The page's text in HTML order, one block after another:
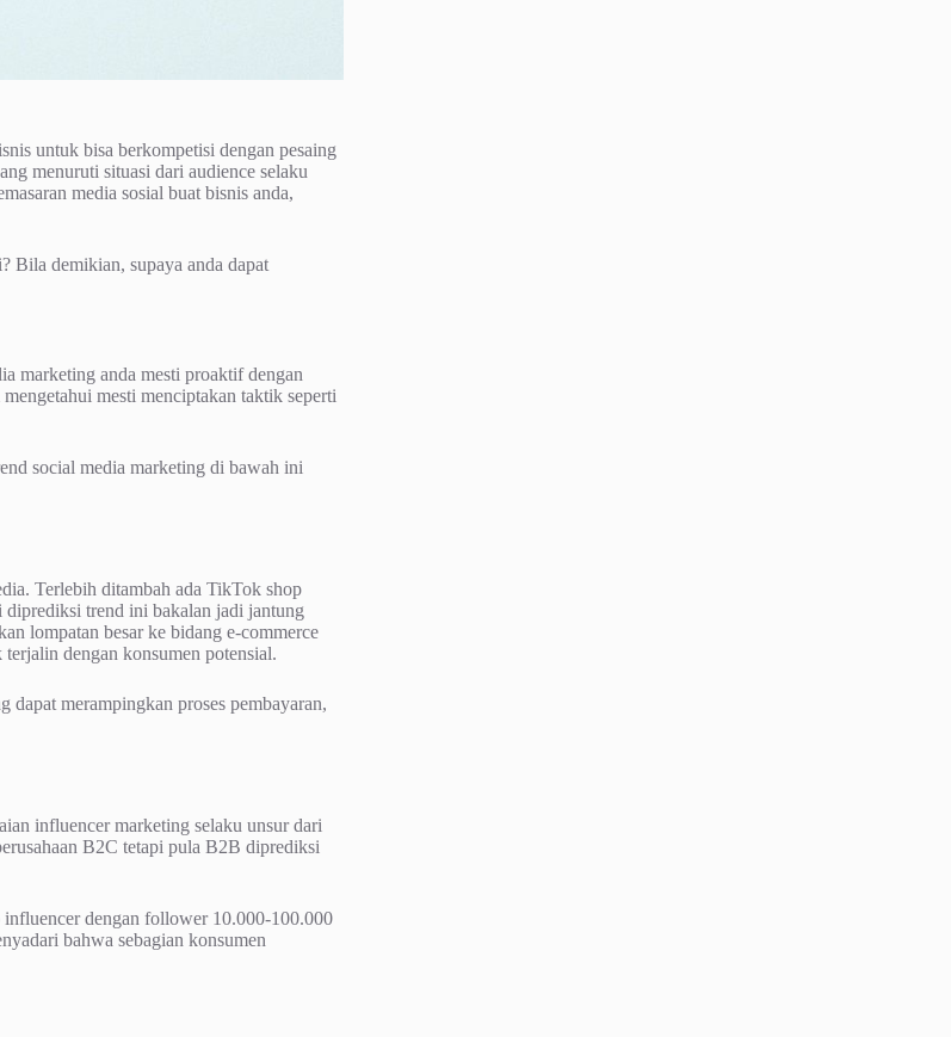
untuk bisa berkompetisi dengan pesaing
menuruti situasi dari audience selaku
media sosial buat bisnis anda,
Bila demikian, supaya anda dapat
marketing anda mesti proaktif dengan
mesti menciptakan taktik seperti
social media marketing di bawah ini
Terlebih ditambah ada TikTok shop
trend ini bakalan jadi jantung
lompatan besar ke bidang e-commerce
dengan konsumen potensial.
merampingkan proses pembayaran,
influencer marketing selaku unsur dari
B2C tetapi pula B2B diprediksi
dengan follower 10.000-100.000
bahwa sebagian konsumen